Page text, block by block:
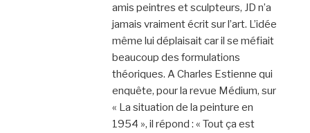
amis peintres et sculpteurs, JD n’a
jamais vraiment écrit sur l’art. L’idée
même lui déplaisait car il se méfiait
beaucoup des formulations
théoriques. A Charles Estienne qui
enquête, pour la revue Médium, sur
« La situation de la peinture en
1954 », il répond : « Tout ça est